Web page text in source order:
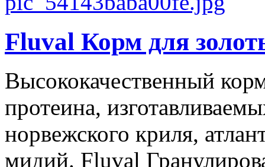
Fluval Корм для
Высококачественный
протеина,
норвежского криля,
мидий. Fluval